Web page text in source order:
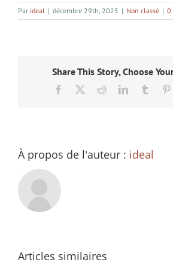
Par ideal | décembre 29th, 2025 | Non classé | 0
Share This Story, Choose
Facebook RedditLinkedInTumblr
À propos de l'auteur : ideal
Articles similaires